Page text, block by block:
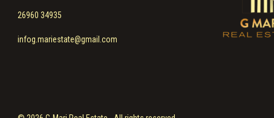
26960 34935
infog.mariestate@gmail.com